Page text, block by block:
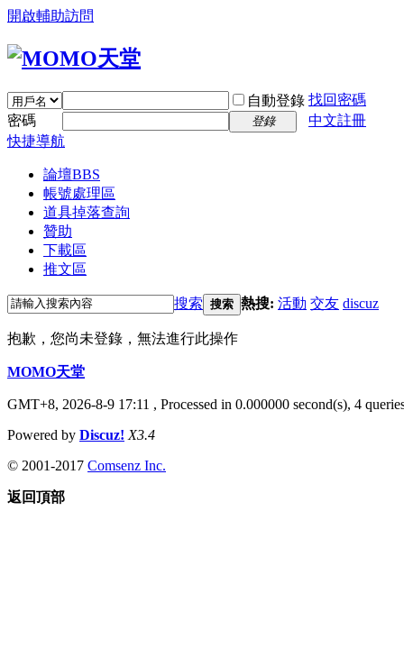
開啟輔助訪問
自動登錄 找回密碼
密碼
登錄
中文註冊
快捷導航
論壇BBS
帳號處理區
道具掉落查詢
贊助
下載區
推文區
搜索 搜索 熱搜: 活動 交友 discuz
抱歉，您尚未登錄，無法進行此操作
MOMO天堂
GMT+8, 2026-8-9 17:11 , Processed in 0.000000 second(s), 4
Powered by Discuz! X3.4
© 2001-2017 Comsenz Inc.
返回頂部